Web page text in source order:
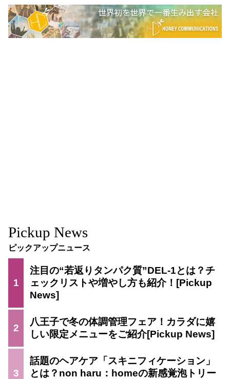
Pickup News
ピックアップニュース
1
注目の“若返りタンパク質”DEL-1とは？チ
ェックリストや増やし方も紹介！
2
八王子で冬の体調管理フェア！カラダに嬉
しい限定メニューをご紹介
3
話題のヘアケア「スキニフィケーション」
とは？non haru：homeの新感覚泡トリー